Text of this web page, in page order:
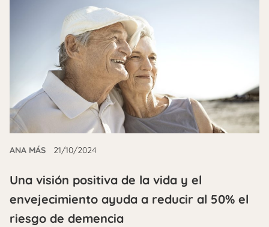
ANA MÁS 21/10/2024
Una visión positiva de la vida y el
envejecimiento ayuda a reducir al 50% el
riesgo de demencia